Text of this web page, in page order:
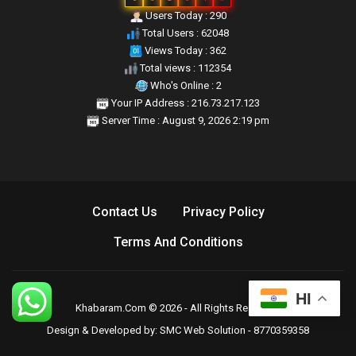
Users Today : 290
Total Users : 62048
Views Today : 362
Total views : 112354
Who's Online : 2
Your IP Address : 216.73.217.123
Server Time : August 9, 2026 2:19 pm
Contact Us
Privacy Policy
Terms And Conditions
Khabaram.Com © 2026 - All Rights Reserved.
Design & Developed by: SMC Web Solution - 8770359358
HI